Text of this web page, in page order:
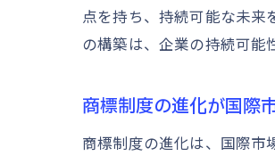
点を持ち、持続可能な未
の構築は、企業の持続可能
商標制度の進化が国際
商標制度の進化は、国際市